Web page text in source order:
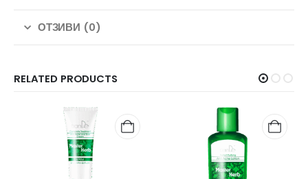
ОТЗИВИ (0)
RELATED PRODUCTS